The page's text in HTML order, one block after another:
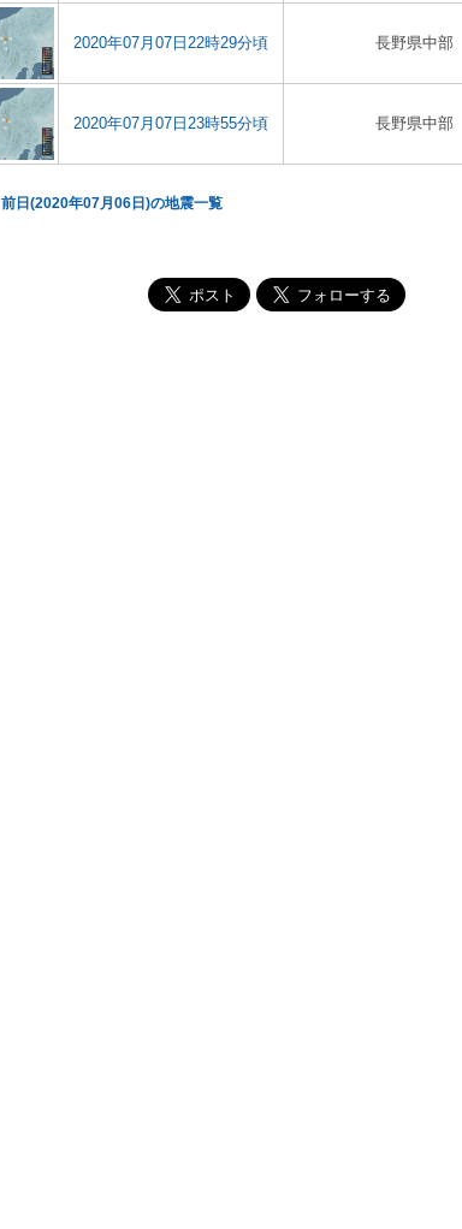
2020年07月07日22時29分頃 長野県中部
2020年07月07日23時55分頃 長野県中部
前日(2020年07月06日)の地震一覧